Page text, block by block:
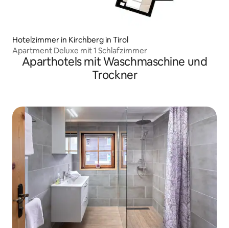
Hotelzimmer in Kirchberg in Tirol
Apartment Deluxe mit 1 Schlafzimmer
Aparthotels mit Waschmaschine und
Trockner